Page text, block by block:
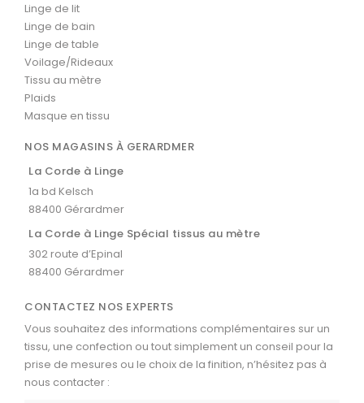
Linge de lit
Linge de bain
Linge de table
Voilage/Rideaux
Tissu au mètre
Plaids
Masque en tissu
NOS MAGASINS À GERARDMER
La Corde à Linge
1a bd Kelsch
88400 Gérardmer
La Corde à Linge Spécial tissus au mètre
302 route d’Epinal
88400 Gérardmer
CONTACTEZ NOS EXPERTS
Vous souhaitez des informations complémentaires sur un
tissu, une confection ou tout simplement un conseil pour la
prise de mesures ou le choix de la finition, n’hésitez pas à
nous contacter :